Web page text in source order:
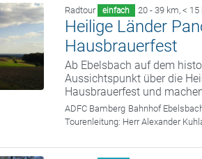
Radtour einfach 20 - 39 km, < 15
Heilige Länder
Hausbrauerfest
Ab Ebelsbach auf dem
Aussichtspunkt über die
Hausbrauerfest und
ADFC Bamberg Bahnhof
Tourenleitung: Herr Alexander